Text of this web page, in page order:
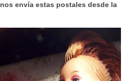
nos envía estas postales desde la